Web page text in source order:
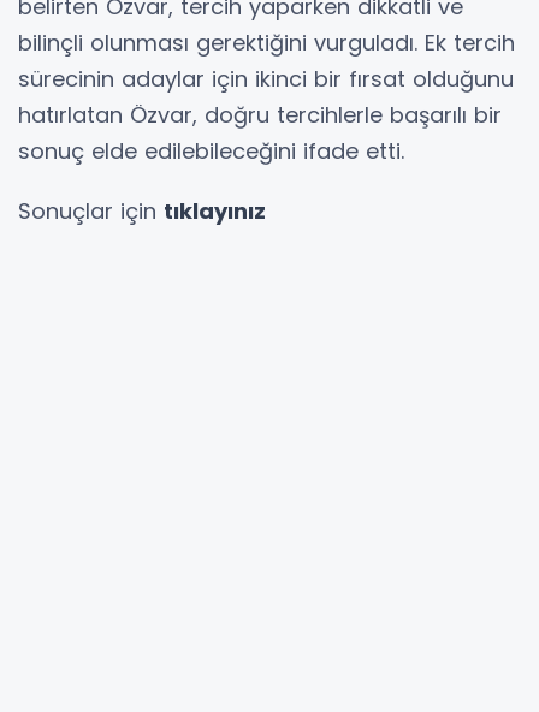
belirten Özvar, tercih yaparken dikkatli ve
bilinçli olunması gerektiğini vurguladı. Ek tercih
sürecinin adaylar için ikinci bir fırsat olduğunu
hatırlatan Özvar, doğru tercihlerle başarılı bir
sonuç elde edilebileceğini ifade etti.
Sonuçlar için tıklayınız